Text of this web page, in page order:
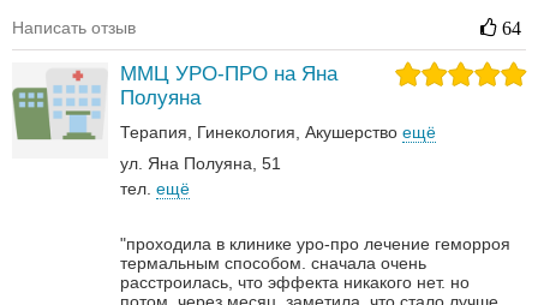
Написать отзыв 64
ММЦ УРО-ПРО на Яна
Полуяна
Терапия Гинекология Акушерство ещё
ул. Яна Полуяна, 51
тел. ещё
"проходила в клинике уро-про лечение геморроя
термальным способом. сначала очень
расстроилась, что эффекта никакого нет. но